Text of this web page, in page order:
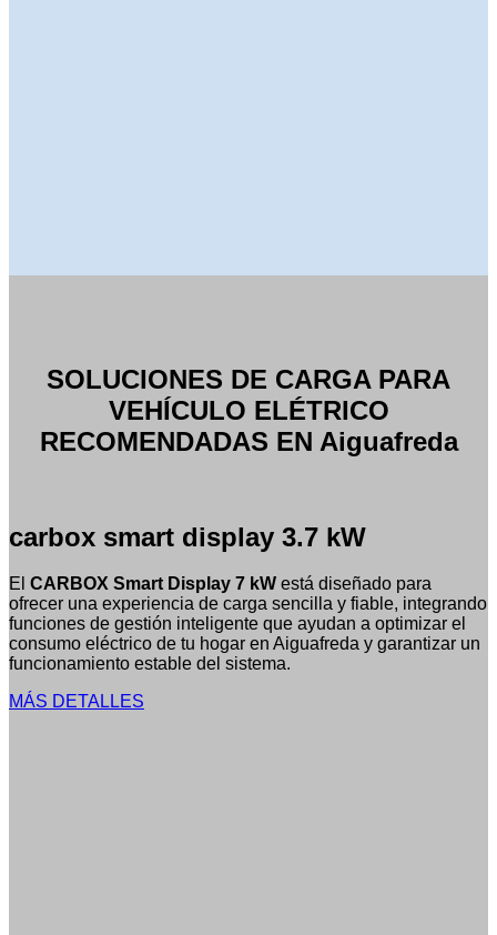
SOLUCIONES DE CARGA PARA
VEHÍCULO ELÉTRICO
RECOMENDADAS EN Aiguafreda
carbox smart display 3.7 kW
El CARBOX Smart Display 7 kW está diseñado para
ofrecer una experiencia de carga sencilla y fiable, integrando
funciones de gestión inteligente que ayudan a optimizar el
consumo eléctrico de tu hogar en Aiguafreda y garantizar un
funcionamiento estable del sistema.
MÁS DETALLES